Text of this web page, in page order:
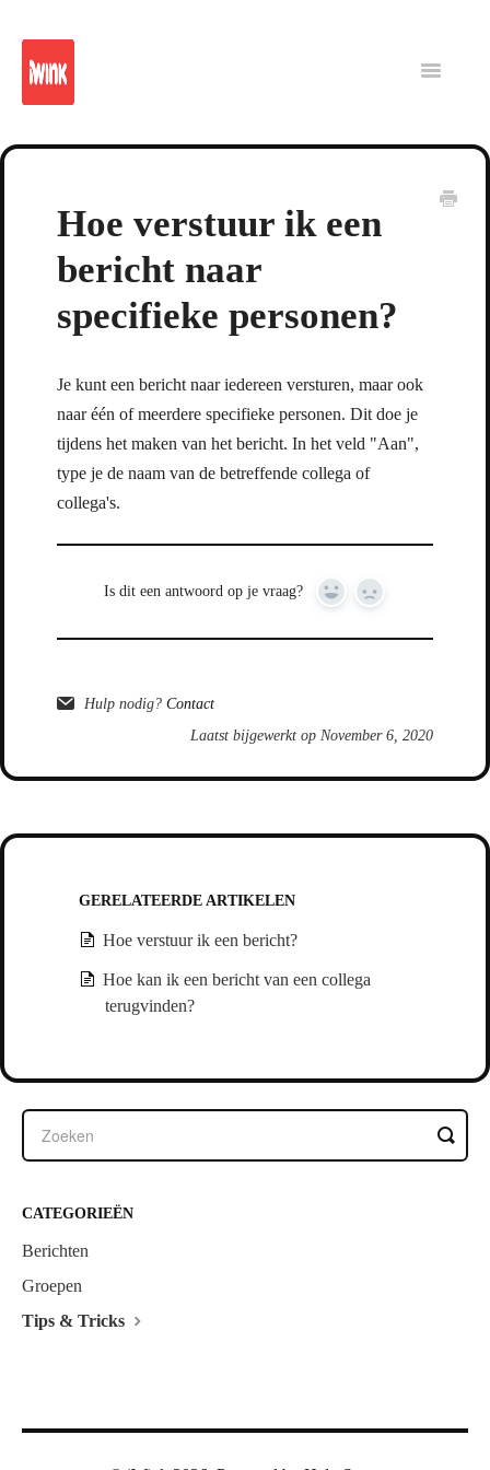
Toggle
Intranet
Hoe verstuur ik een
bericht naar
specifieke personen?
Je kunt een bericht naar iedereen versturen, maar ook
naar één of meerdere specifieke personen. Dit doe je
tijdens het maken van het bericht. In het veld "Aan",
type je de naam van de betreffende collega of
collega's.
Is dit een antwoord op je vraag? Yes No
Hulp nodig? Contact
Laatst bijgewerkt op November 6, 2020
GERELATEERDE ARTIKELEN
Hoe verstuur ik een bericht?
Hoe kan ik een bericht van een collega
terugvinden?
CATEGORIEËN
Berichten
Groepen
Tips & Tricks